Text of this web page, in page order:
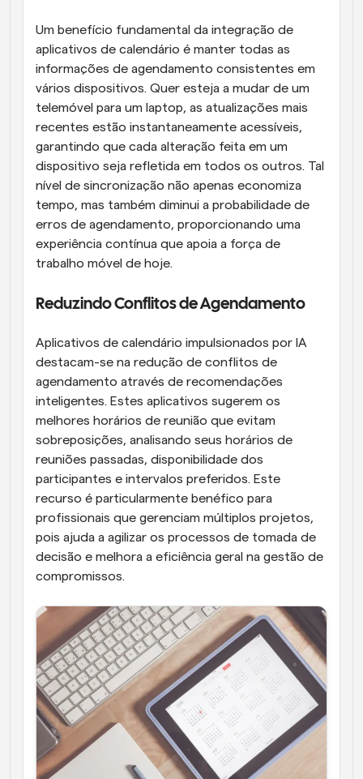
Um benefício fundamental da integração de
aplicativos de calendário é manter todas as
informações de agendamento consistentes em
vários dispositivos. Quer esteja a mudar de um
telemóvel para um laptop, as atualizações mais
recentes estão instantaneamente acessíveis,
garantindo que cada alteração feita em um
dispositivo seja refletida em todos os outros. Tal
nível de sincronização não apenas economiza
tempo, mas também diminui a probabilidade de
erros de agendamento, proporcionando uma
experiência contínua que apoia a força de
trabalho móvel de hoje.
Reduzindo Conflitos de Agendamento
Aplicativos de calendário impulsionados por IA
destacam-se na redução de conflitos de
agendamento através de recomendações
inteligentes. Estes aplicativos sugerem os
melhores horários de reunião que evitam
sobreposições, analisando seus horários de
reuniões passadas, disponibilidade dos
participantes e intervalos preferidos. Este
recurso é particularmente benéfico para
profissionais que gerenciam múltiplos projetos,
pois ajuda a agilizar os processos de tomada de
decisão e melhora a eficiência geral na gestão de
compromissos.